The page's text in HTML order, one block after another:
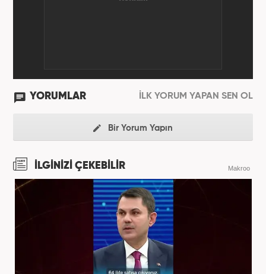
YORUMLAR İLK YORUM YAPAN SEN OL
Bir Yorum Yapın
İLGİNİZİ ÇEKEBİLİR Makroo